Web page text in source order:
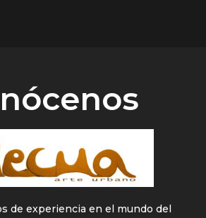
de experiencia en el mundo del